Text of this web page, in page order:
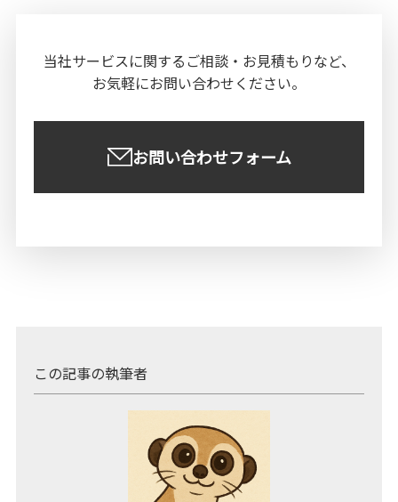
当社サービスに関する ご相談・お見積もりなど、
お気軽にお問い合わせください。
お問い合わせフォーム
この記事の執筆者